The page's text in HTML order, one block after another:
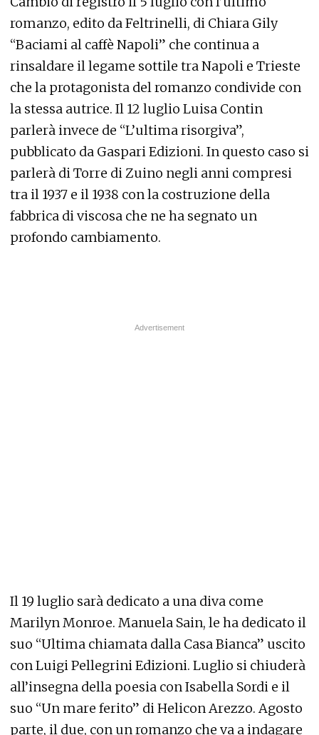
romanzo, edito da Feltrinelli, di Chiara Gily
“Baciami al caffè Napoli” che continua a
rinsaldare il legame sottile tra Napoli e Trieste
che la protagonista del romanzo condivide con
la stessa autrice. Il 12 luglio Luisa Contin
parlerà invece de “L’ultima risorgiva”,
pubblicato da Gaspari Edizioni. In questo caso si
parlerà di Torre di Zuino negli anni compresi
tra il 1937 e il 1938 con la costruzione della
fabbrica di viscosa che ne ha segnato un
profondo cambiamento.
Il 19 luglio sarà dedicato a una diva come
Marilyn Monroe. Manuela Sain, le ha dedicato il
suo “Ultima chiamata dalla Casa Bianca” uscito
con Luigi Pellegrini Edizioni. Luglio si chiuderà
all’insegna della poesia con Isabella Sordi e il
suo “Un mare ferito” di Helicon Arezzo. Agosto
parte, il due, con un romanzo che va a indagare